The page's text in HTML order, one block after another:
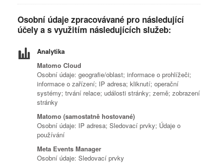
Osobní údaje zpracovávané pro následující
účely a s využitím následujících služeb:
Analytika
Matomo Cloud
Osobní údaje: geografie/oblast; informace o prohlížeči;
informace o zařízení; IP adresa; kliknutí; operační
systémy; trvání relace; události stránky; země; zobrazení
stránky
Matomo (samostatně hostované)
Osobní údaje: IP adresa; Sledovací prvky; Údaje o
používání
Meta Events Manager
Osobní údaje: Sledovací prvky